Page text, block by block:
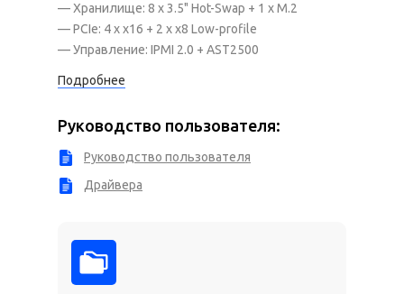
— Хранилище: 8 x 3.5" Hot-Swap + 1 x M.2
— PCIe: 4 x x16 + 2 x x8 Low-profile
— Управление: IPMI 2.0 + AST2500
Руководство пользователя
Драйвера
Подробнее
Руководство пользователя: